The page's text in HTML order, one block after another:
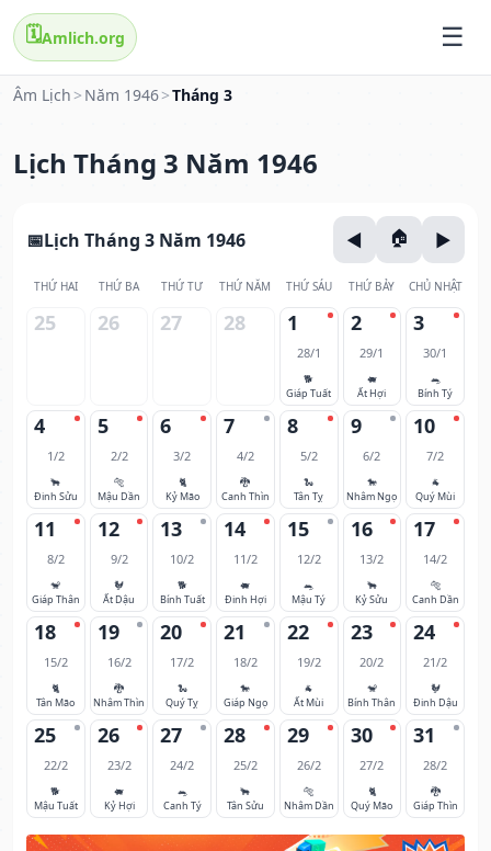
🗓️Amlich.org
Âm Lịch > Năm 1946>Tháng 3
Lịch Tháng 3 Năm 1946
Lịch Tháng 3 Năm 1946
THỨ HAI THỨ BA THỨ TƯ THỨ NĂM THỨ SÁU THỨ BẢY CHỦ NHẬT
25 26 27 28 1
28/1
🐕
Giáp Tuất
2
29/1
🐖
Ất Hợi
3
30/1
🐀
Bính Tý
4
1/2
🐂
Đinh Sửu
5
2/2
🐅
Mậu Dần
6
3/2
🐈
Kỷ Mão
7
4/2
🐉
Canh Thìn
8
5/2
🐍
Tân Tỵ
9
6/2
🐎
Nhâm Ngọ
10
7/2
🐐
Quý Mùi
11
8/2
🐒
Giáp Thân
12
9/2
🐓
Ất Dậu
13
10/2
🐕
Bính Tuất
14
11/2
🐖
Đinh Hợi
15
12/2
🐀
Mậu Tý
16
13/2
🐂
Kỷ Sửu
17
14/2
🐅
Canh Dần
18
15/2
🐈
Tân Mão
19
16/2
🐉
Nhâm Thìn
20
17/2
🐍
Quý Tỵ
21
18/2
🐎
Giáp Ngọ
22
19/2
🐐
Ất Mùi
23
20/2
🐒
Bính Thân
24
21/2
🐓
Đinh Dậu
25
22/2
🐕
Mậu Tuất
26
23/2
🐖
Kỷ Hợi
27
24/2
🐀
Canh Tý
28
25/2
🐂
Tân Sửu
29
26/2
🐅
Nhâm Dần
30
27/2
🐈
Quý Mão
31
28/2
🐉
Giáp Thìn